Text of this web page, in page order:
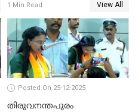
1 Min Read View All
Posted On 25-12-2025
തിരുവനന്തപുരം